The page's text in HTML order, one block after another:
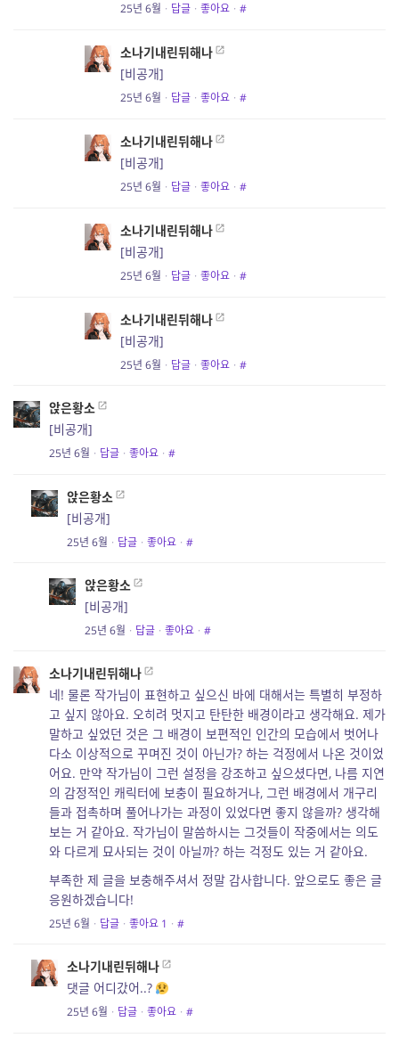
25년 6월 · 답글 · 좋아요 · #
소나기내린뒤해나
[비공개]
25년 6월 · 답글 · 좋아요 · #
소나기내린뒤해나
[비공개]
25년 6월 · 답글 · 좋아요 · #
소나기내린뒤해나
[비공개]
25년 6월 · 답글 · 좋아요 · #
소나기내린뒤해나
[비공개]
25년 6월 · 답글 · 좋아요 · #
앉은황소
[비공개]
25년 6월 · 답글 · 좋아요 · #
앉은황소
[비공개]
25년 6월 · 답글 · 좋아요 · #
앉은황소
[비공개]
25년 6월 · 답글 · 좋아요 · #
소나기내린뒤해나
네! 물론 작가님이 표현하고 싶으신 바에 대해서는 특별히 부정하
고 싶지 않아요. 오히려 멋지고 탄탄한 배경이라고 생각해요. 제가
말하고 싶었던 것은 그 배경이 보편적인 인간의 모습에서 벗어나
다소 이상적으로 꾸며진 것이 아닌가? 하는 걱정에서 나온 것이었
어요. 만약 작가님이 그런 설정을 강조하고 싶으셨다면, 나름 지연
의 감정적인 캐릭터에 보충이 필요하거나, 그런 배경에서 개구리
들과 접촉하며 풀어나가는 과정이 있었다면 좋지 않을까? 생각해
보는 거 같아요. 작가님이 말씀하시는 그것들이 작중에서는 의도
와 다르게 묘사되는 것이 아닐까? 하는 걱정도 있는 거 같아요.
부족한 제 글을 보충해주셔서 정말 감사합니다. 앞으로도 좋은 글
응원하겠습니다!
25년 6월 · 답글 · 좋아요 1 · #
소나기내린뒤해나
댓글 어디갔어..?
25년 6월 · 답글 · 좋아요 · #